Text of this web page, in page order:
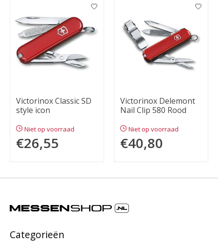
Victorinox Classic SD
style icon
Niet op voorraad
€26,55
Victorinox Delemont
Nail Clip 580 Rood
Niet op voorraad
€40,80
Categorieën